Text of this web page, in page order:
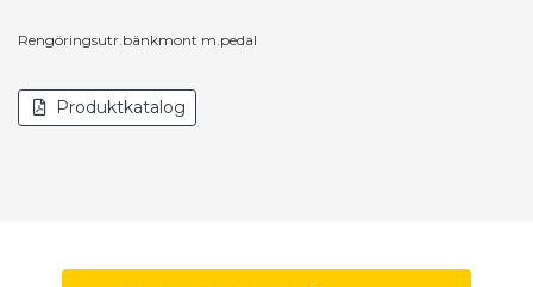
Rengöringsutr.bänkmont m.pedal
Produktkatalog